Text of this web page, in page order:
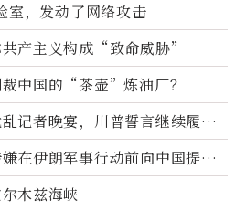
室，发动了网络攻击
产主义构成“致命威胁”
中国的“茶壶”炼油厂？
记者晚宴，川普誓言继续履行
在伊朗军事行动前向中国提供
星图像
木兹海峡